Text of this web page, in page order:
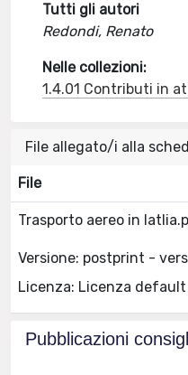
Tutti gli autori
Redondi, Renato
Nelle collezioni:
1.4.01 Contributi in
File allegato/i alla
File
Trasporto aereo in
Versione: postprint -
Licenza: Licenza default
Pubblicazioni